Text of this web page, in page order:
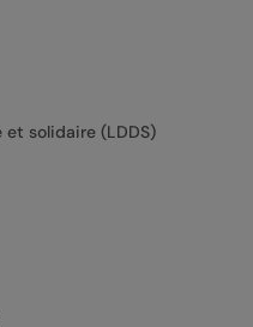
solidaire (LDDS)